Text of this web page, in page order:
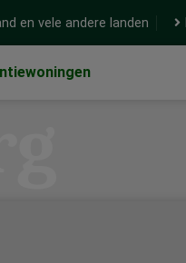
en vele andere landen